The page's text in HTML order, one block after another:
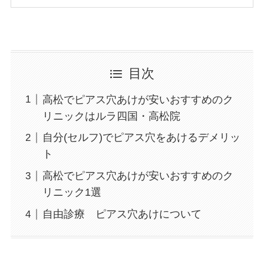
タ注射、いぼ除去、医療脱毛など
目次
高松でピアス穴あけが安いおすすめのク
リニックはルラ四国・高松院
自分(セルフ)でピアス穴をあけるデメリッ
ト
高松でピアス穴あけが安いおすすめのク
リニック1選
自由診療 ピアス穴あけについて